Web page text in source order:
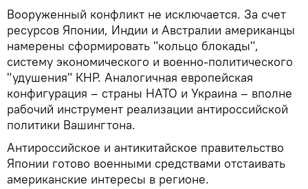
Вооруженный конфликт не исключается. За счет
ресурсов Японии, Индии и Австралии американцы
намерены сформировать "кольцо блокады",
систему экономического и военно-политического
"удушения" КНР. Аналогичная европейская
конфигурация – страны НАТО и Украина – вполне
рабочий инструмент реализации антироссийской
политики Вашингтона.
Антироссийское и антикитайское правительство
Японии готово военными средствами отстаивать
американские интересы в регионе.